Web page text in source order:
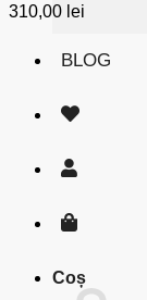
BLOG
Coș
310,00 lei